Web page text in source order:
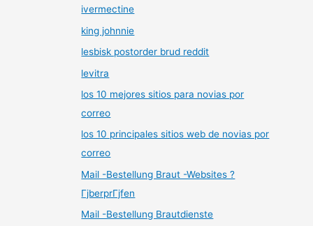
ivermectine
king johnnie
lesbisk postorder brud reddit
levitra
los 10 mejores sitios para novias por
correo
los 10 principales sitios web de novias por
correo
Mail -Bestellung Braut -Websites ?
ГјberprГјfen
Mail -Bestellung Brautdienste